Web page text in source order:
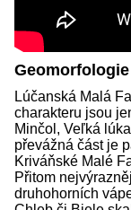
Lúčanská Malá
charakteru jsou
Minčol, Veľká
převážná část je
Kriváňské Malé
Přitom
druhohorních